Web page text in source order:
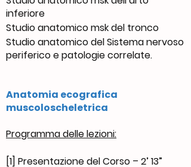
inferiore
Studio anatomico msk del tronco
Studio anatomico del Sistema nervoso
periferico e patologie correlate.
Anatomia ecografica
muscoloscheletrica
Programma delle lezioni:
[1] Presentazione del Corso – 2’ 13”